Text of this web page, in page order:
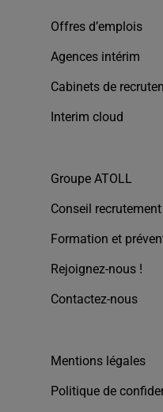
Offres d’emplois
Agences intérim
Cabinets de
Interim cloud
Groupe ATOLL
Conseil recrutement
Formation et
Rejoignez-nous !
Contactez-nous
Mentions légales
Politique de